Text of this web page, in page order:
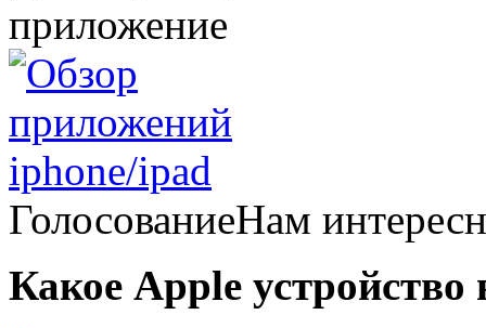
приложение
ГолосованиеНам
Какое Apple устройство